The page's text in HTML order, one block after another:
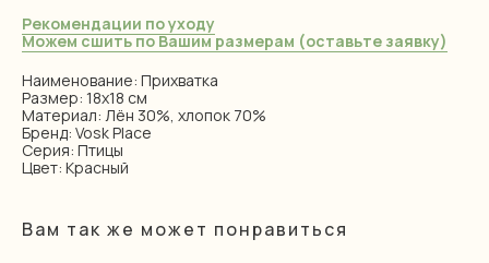
Рекомендации по уходу
Можем сшить по Вашим размерам (оставьте заявку)
Наименование: Прихватка
Размер: 18х18 см
Материал: Лён 30%, хлопок 70%
Бренд: Vosk Place
Серия: Птицы
Цвет: Красный
Вам так же может понравиться